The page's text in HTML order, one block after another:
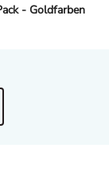
- Goldfarben